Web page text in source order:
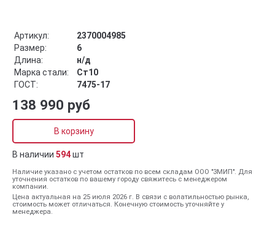
Артикул:
2370004985
Размер:
6
Длина:
н/д
Марка стали:
Ст10
ГОСТ:
7475-17
138 990 руб
В корзину
В наличии 594шт
Наличие указано с учетом остатков по всем складам ООО "ЗМИП". Для
уточнения остатков по вашему городу свяжитесь с менеджером
компании.
Цена актуальная на 25 июля 2026 г. В связи с волатильностью рынка,
стоимость может отличаться. Конечную стоимость уточняйте у
менеджера.